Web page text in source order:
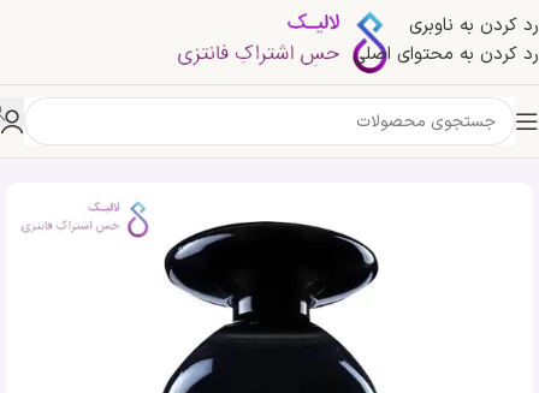
رد کردن به ناوبری
رد کردن به محتوای اصلی
خانه »فروشگاه»ادکلن نایت د پاریس موشن | Night De Paris Motion